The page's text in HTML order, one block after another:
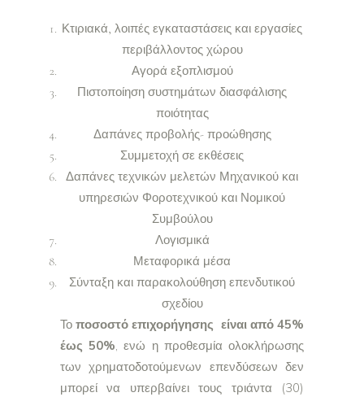
Κτιριακά, λοιπές εγκαταστάσεις και εργασίες
περιβάλλοντος χώρου
Αγορά εξοπλισμού
Πιστοποίηση συστημάτων διασφάλισης
ποιότητας
Δαπάνες προβολής- προώθησης
Συμμετοχή σε εκθέσεις
Δαπάνες τεχνικών μελετών Μηχανικού και
υπηρεσιών Φοροτεχνικού και Νομικού
Συμβούλου
Λογισμικά
Μεταφορικά μέσα
Σύνταξη και παρακολούθηση επενδυτικού
σχεδίου
Τοποσοστό επιχορήγησης είναι από 45%
έως 50%, ενώ η προθεσμία ολοκλήρωσης
των χρηματοδοτούμενων επενδύσεων δεν
μπορεί να υπερβαίνει τους τριάντα (30)